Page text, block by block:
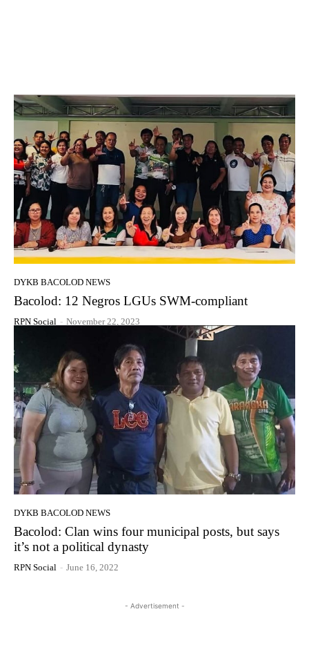
DYKB BACOLOD NEWS
Bacolod: 12 Negros LGUs SWM-compliant
RPN Social - November 22, 2023
DYKB BACOLOD NEWS
Bacolod: Clan wins four municipal posts, but says
it’s not a political dynasty
RPN Social - June 16, 2022
- Advertisement -